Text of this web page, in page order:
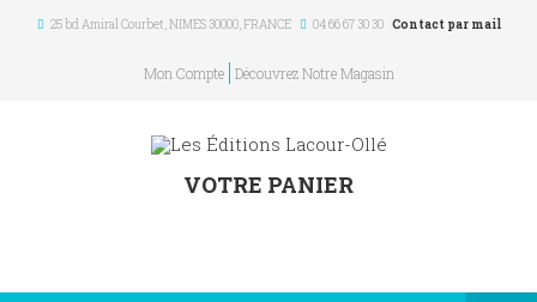
25 bd Amiral Courbet, NIMES 30000,FRANCE 04 66 67 30 30 Contact par mail
Mon Compte Découvrez Notre Magasin
VOTRE PANIER